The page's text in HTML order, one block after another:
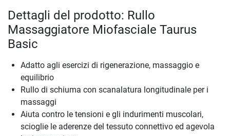
Dettagli del prodotto: Rullo
Massaggiatore Miofasciale Taurus
Basic
Adatto agli esercizi di rigenerazione, massaggio e
equilibrio
Rullo di schiuma con scanalatura longitudinale per i
massaggi
Aiuta contro le tensioni e gli indurimenti muscolari,
scioglie le aderenze del tessuto connettivo ed agevola